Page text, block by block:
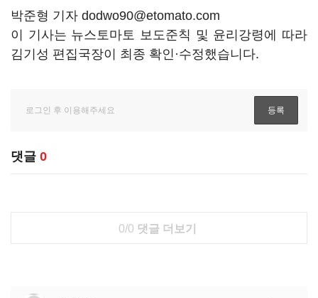
박준형 기자 dodwo90@etomato.com
이 기사는 뉴스토마토 보도준칙 및 윤리강령에 따라
김기성 편집국장이 최종 확인·수정했습니다.
댓글 0
0/0 댓글 더보기